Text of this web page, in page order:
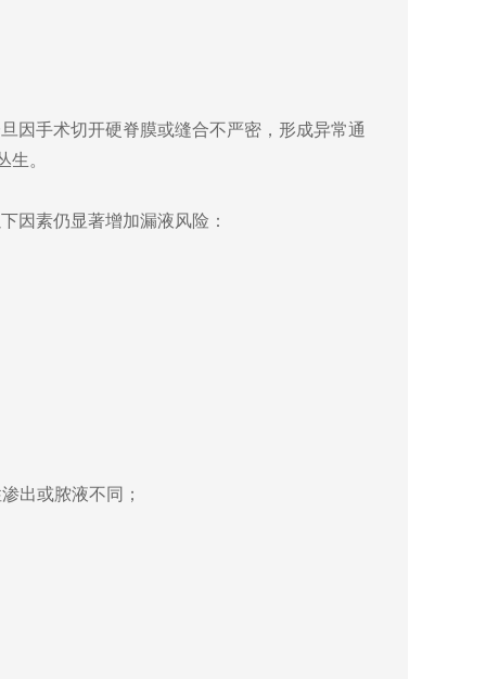
因手术切开硬脊膜或缝合不严密，形成异常通
。
因素仍显著增加漏液风险：
出或脓液不同；